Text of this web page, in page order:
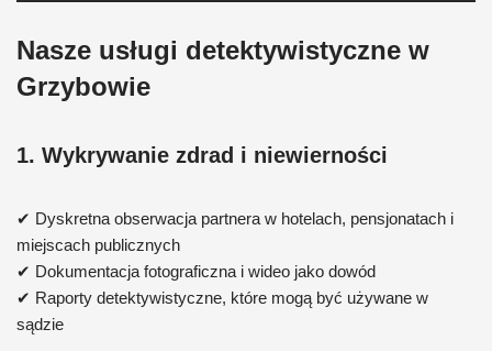
Nasze usługi detektywistyczne w
Grzybowie
1. Wykrywanie zdrad i niewierności
✔ Dyskretna obserwacja partnera w hotelach, pensjonatach i
miejscach publicznych
✔ Dokumentacja fotograficzna i wideo jako dowód
✔ Raporty detektywistyczne, które mogą być używane w
sądzie